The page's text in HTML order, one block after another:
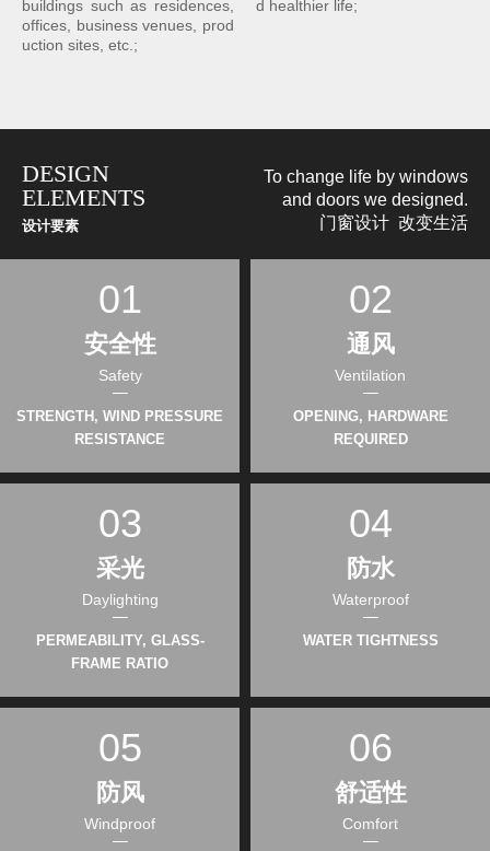
buildings such as residences,
offices, business venues, prod
uction sites, etc.;
d healthier life;
DESIGN
ELEMENTS
设计要素
To change life by windows
and doors we designed.
门窗设计 改变生活
01
安全性
Safety
STRENGTH, WIND PRESSURE
RESISTANCE
02
通风
Ventilation
OPENING, HARDWARE
REQUIRED
03
采光
Daylighting
PERMEABILITY, GLASS-
FRAME RATIO
04
防水
Waterproof
WATER TIGHTNESS
05
防风
Windproof
06
舒适性
Comfort